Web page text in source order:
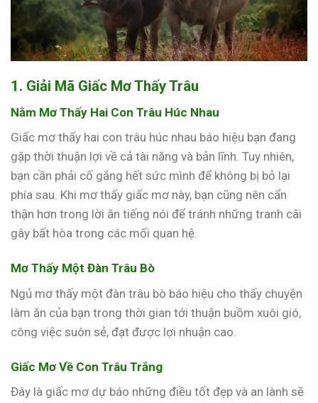
1. Giải Mã Giấc Mơ Thấy Trâu
Nằm Mơ Thấy Hai Con Trâu Húc Nhau
Giấc mơ thấy hai con trâu húc nhau báo hiệu bạn đang
gặp thời thuận lợi về cả tài năng và bản lĩnh. Tuy nhiên,
bạn cần phải cố gắng hết sức mình để không bị bỏ lại
phía sau. Khi mơ thấy giấc mơ này, bạn cũng nên cẩn
thận hơn trong lời ăn tiếng nói để tránh những tranh cãi
gây bất hòa trong các mối quan hệ.
Mơ Thấy Một Đàn Trâu Bò
Ngủ mơ thấy một đàn trâu bò báo hiệu cho thấy chuyện
làm ăn của bạn trong thời gian tới thuận buồm xuôi gió,
công việc suôn sẻ, đạt được lợi nhuận cao.
Giấc Mơ Về Con Trâu Trắng
Đây là giấc mơ dự báo những điều tốt đẹp và an lành sẽ